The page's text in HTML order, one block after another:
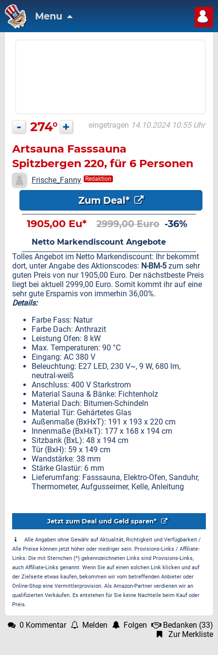
Menu
- 274° + eingetragen 14.10.2024 10:55 Uhr
Artsauna Fasssauna
Spitzbergen 220, für 6 Personen
Frische_Fanny Redaktion
Zum Deal*
1905,00 Eu* 2999,00 Euro -36%
Netto Markendiscount Angebote
Tolles Angebot im Netto Markendiscount: Ihr bekommt
dort, unter Angabe des Aktionscodes: N-BM-5 zum sehr
guten Preis von nur 1905,00 Euro. Der nächstbeste Preis
liegt bei aktuell 2999,00 Euro. Somit kommt ihr auf eine
sehr gute Ersparnis von immerhin 36,00%.
Details:
Farbe Fass: Natur
Farbe Dach: Anthrazit
Leistung Ofen: 8 kW
Max. Temperaturen: 90 °C
Eingang: AC 380 V
Beleuchtung: E27 LED, 230 V~, 9 W, 680 lm,
neutral-weiß
Anschluss: 400 V Starkstrom
Material Sauna & Bänke: Fichtenholz
Material Dach: Bitumen-Schindeln
Material Tür: Gehärtetes Glas
Außenmaße (BxHxT): 191 x 193 x 220 cm
Innenmaße (BxHxT): 177 x 168 x 194 cm
Sitzbank (BxL): 48 x 194 cm
Tür (BxH): 59 x 149 cm
Wandstärke: 38 mm
Stärke Glastür: 6 mm
Lieferumfang: Fasssauna, Elektro-Ofen, Sanduhr,
Thermometer, Aufgusseimer, Kelle, Anleitung
Jetzt zum Deal und Geld sparen*
Alle Angaben ohne Gewähr auf Aktualität, Richtigkeit und Verfügbarkeit /
Alle Preise können jetzt höher oder niedriger sein. Provisions-Links / Affiliate-
Links: Die mit Sternchen (*) gekennzeichneten Links sind Provisions-Links,
auch Affiliate-Links genannt. Wenn Sie auf einen solchen Link klicken und auf
der Zielseite etwas kaufen, bekommen wir vom betreffenden Anbieter oder
Online-Shop eine Vermittlerprovision. Als Amazon-Partner verdienen wir an
qualifizierten Verkäufen. Es entstehen für Sie keine Nachteile beim Kauf oder
Preis.
0 Kommentar Melden Folgen Bedanken (33)
Zur Merkliste